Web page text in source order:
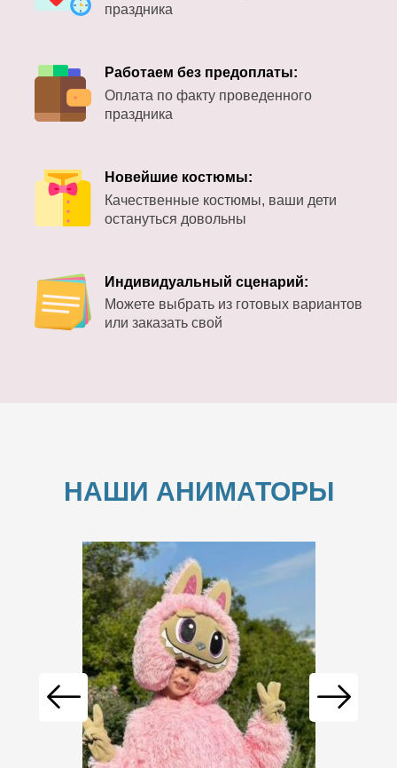
праздника
Работаем без предоплаты:
Оплата по факту проведенного
праздника
Новейшие костюмы:
Качественные костюмы, ваши дети
остануться довольны
Индивидуальный сценарий:
Можете выбрать из готовых вариантов
или заказать свой
НАШИ АНИМАТОРЫ